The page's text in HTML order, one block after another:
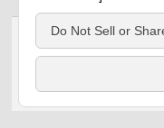
サイトのご利用にあたって
電気
©